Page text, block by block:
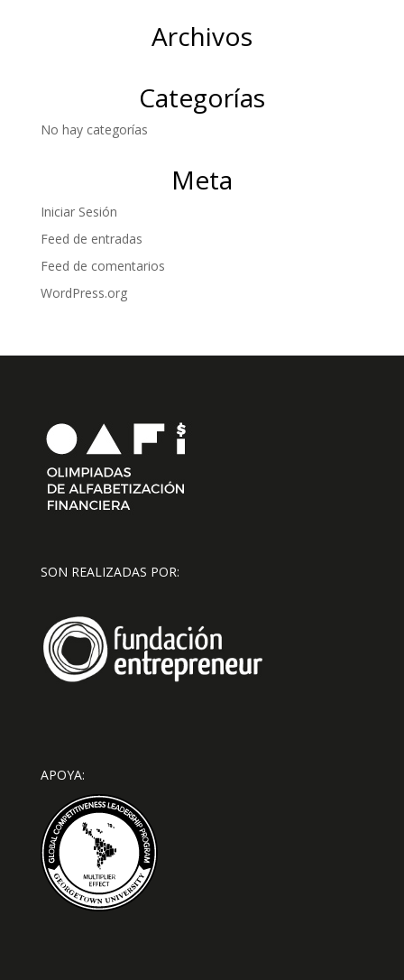
Archivos
Categorías
No hay categorías
Meta
Iniciar Sesión
Feed de entradas
Feed de comentarios
WordPress.org
SON REALIZADAS POR:
APOYA: